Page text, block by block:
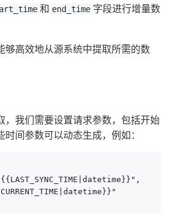
和 end_time 字段进行增量数
够高效地从源系统中提取所需的数
，我们需要设置请求参数，包括开始
间参数可以动态生成，例如：